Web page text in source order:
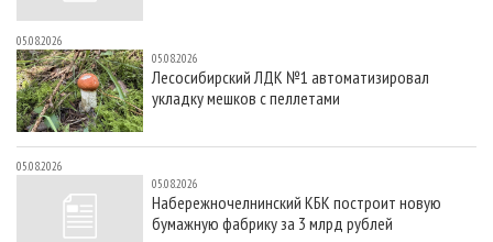
05.08.2026
05.08.2026
Лесосибирский ЛДК №1 автоматизировал
укладку мешков с пеллетами
05.08.2026
05.08.2026
Набережночелнинский КБК построит новую
бумажную фабрику за 3 млрд рублей